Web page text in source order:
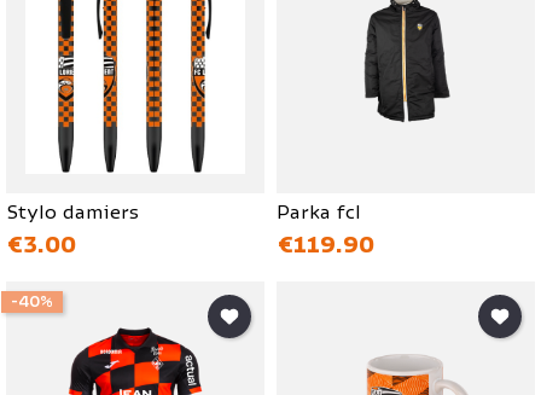
Stylo damiers
価格
€3.00
Parka fcl
価格
€119.90
-40%